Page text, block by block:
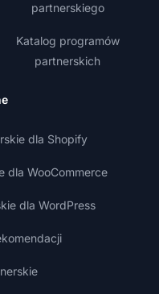
partnerskiego
Katalog programów
partnerskich
dla Shopify
dla WooCommerce
dla WordPress